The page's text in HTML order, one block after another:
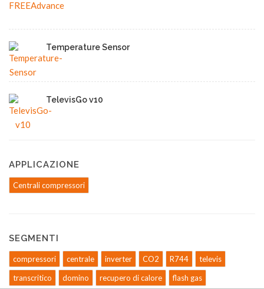
Temperature Sensor
TelevisGo v10
APPLICAZIONE
Centrali compressori
SEGMENTI
compressori centrale inverter CO2 R744
televis
transcritico
domino recupero di calore flash gas